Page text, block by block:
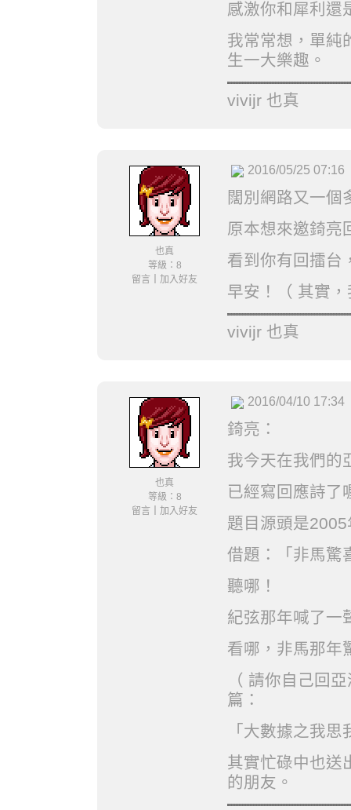
感激你和犀利還
我常常想，單純
生一大樂趣。
vivijr 也真
也真
等級：8
留言
加入好友
2016/05/25 07:16
闊別網路又一個
原本想來邀錡亮
看到你有回擂台
早安！（ 其實
vivijr 也真
也真
等級：8
留言
加入好友
2016/04/10 17:34
錡亮：
我今天在我們的
已經寫回應詩了
題目源頭是
借題：「非馬驚
聽哪！
紀弦那年喊了一
看哪，非馬那年
（ 請你自己回
篇：
「大數據之我
其實忙碌中也送
的朋友。